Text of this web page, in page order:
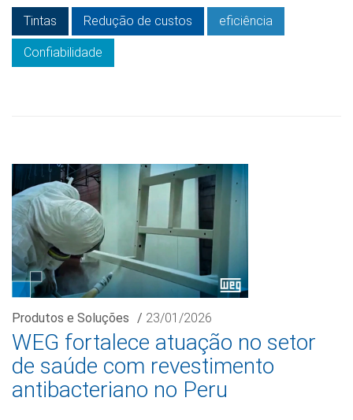
Tintas
Redução de custos eficiência
Confiabilidade
Produtos e Soluções / 23/01/2026
WEG fortalece atuação no setor
de saúde com revestimento
antibacteriano no Peru